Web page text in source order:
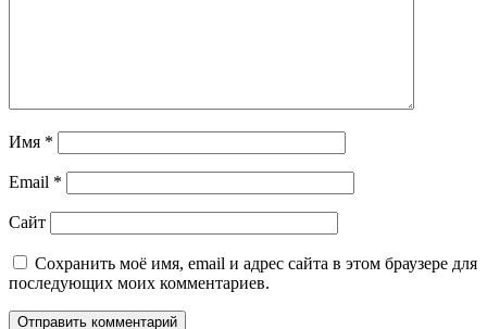
Имя *
Email *
Сайт
Сохранить моё имя, email и адрес сайта в этом браузере для
последующих моих комментариев.